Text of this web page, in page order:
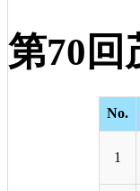
第70回
No.
1